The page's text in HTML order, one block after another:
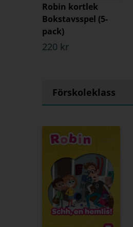
Robin kortlek
Bokstavsspel (5-
pack)
220 kr
Förskoleklass